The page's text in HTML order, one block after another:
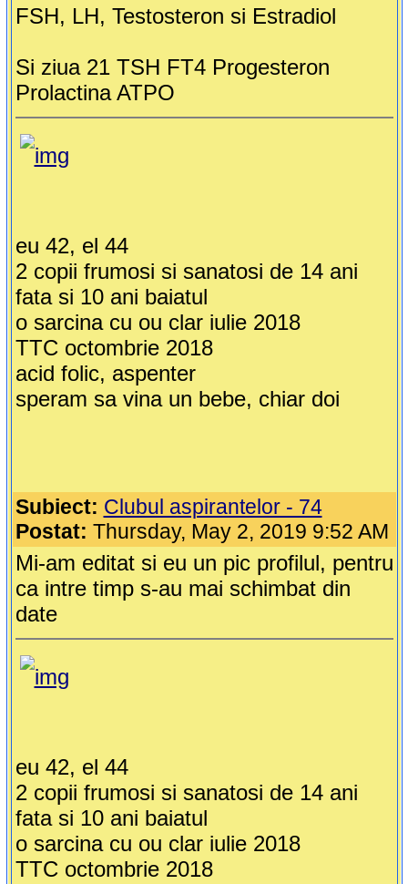
FSH, LH, Testosteron si Estradiol
Si ziua 21 TSH FT4 Progesteron
Prolactina ATPO
eu 42, el 44
2 copii frumosi si sanatosi de 14 ani
fata si 10 ani baiatul
o sarcina cu ou clar iulie 2018
TTC octombrie 2018
acid folic, aspenter
speram sa vina un bebe, chiar doi
Subiect: Clubul aspirantelor - 74
Postat: Thursday, May 2, 2019 9:52 AM
Mi-am editat si eu un pic profilul, pentru
ca intre timp s-au mai schimbat din
date
eu 42, el 44
2 copii frumosi si sanatosi de 14 ani
fata si 10 ani baiatul
o sarcina cu ou clar iulie 2018
TTC octombrie 2018